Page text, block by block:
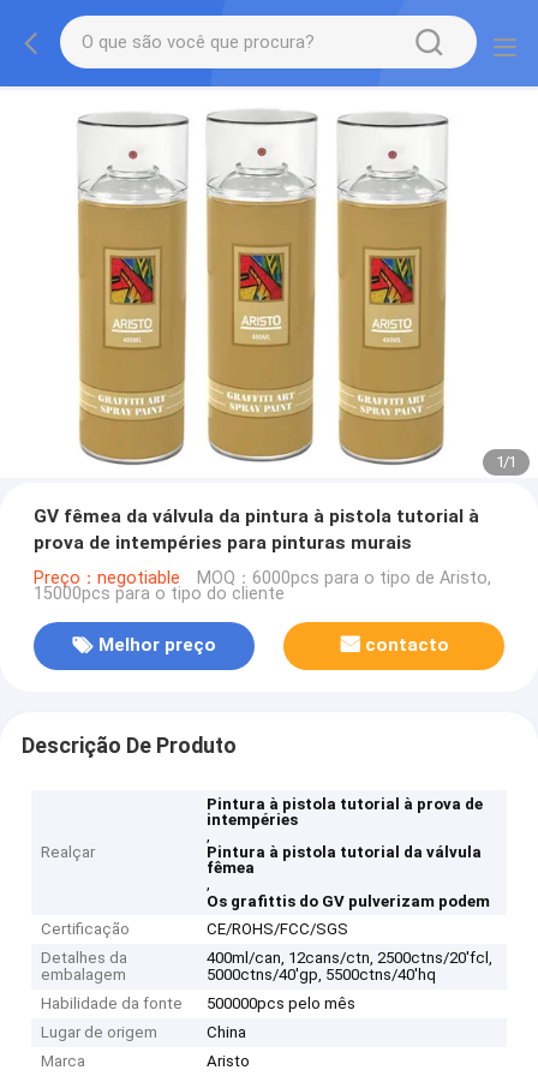
1/1
GV fêmea da válvula da pintura à pistola tutorial à
prova de intempéries para pinturas murais
Preço：negotiable MOQ：6000pcs para o tipo de Aristo,
15000pcs para o tipo do cliente
Melhor preço contacto
Descrição De Produto
Realçar
Pintura à pistola tutorial à prova de
intempéries
,
Pintura à pistola tutorial da válvula
fêmea
,
Os grafittis do GV pulverizam podem
Certificação
CE/ROHS/FCC/SGS
Detalhes da
embalagem
400ml/can, 12cans/ctn, 2500ctns/20'fcl,
5000ctns/40'gp, 5500ctns/40'hq
Habilidade da fonte
500000pcs pelo mês
Lugar de origem
China
Marca
Aristo